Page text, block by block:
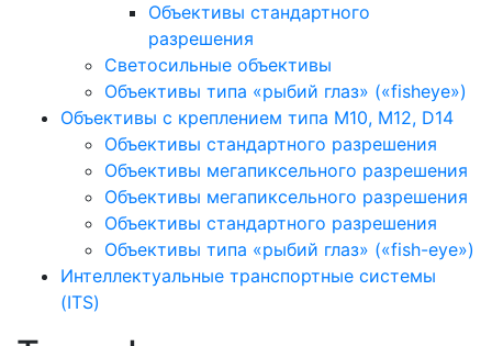
Объективы стандартного
разрешения
Светосильные объективы
Объективы типа «рыбий глаз» («fisheye»)
Объективы с креплением типа M10, M12, D14
Объективы стандартного разрешения
Объективы мегапиксельного разрешения
Объективы мегапиксельного разрешения
Объективы стандартного разрешения
Объективы типа «рыбий глаз» («fish-eye»)
Интеллектуальные транспортные системы
(ITS)